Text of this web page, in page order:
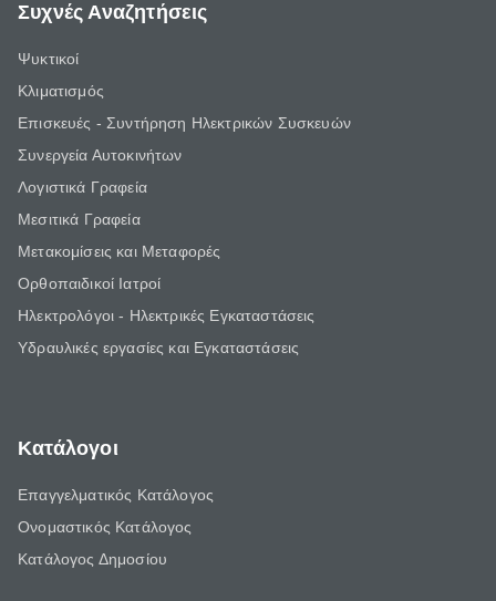
Συχνές Αναζητήσεις
Ψυκτικοί
Κλιματισμός
Επισκευές - Συντήρηση Ηλεκτρικών Συσκευών
Συνεργεία Αυτοκινήτων
Λογιστικά Γραφεία
Μεσιτικά Γραφεία
Μετακομίσεις και Μεταφορές
Ορθοπαιδικοί Ιατροί
Ηλεκτρολόγοι - Ηλεκτρικές Εγκαταστάσεις
Υδραυλικές εργασίες και Εγκαταστάσεις
Κατάλογοι
Επαγγελματικός Κατάλογος
Ονομαστικός Κατάλογος
Κατάλογος Δημοσίου